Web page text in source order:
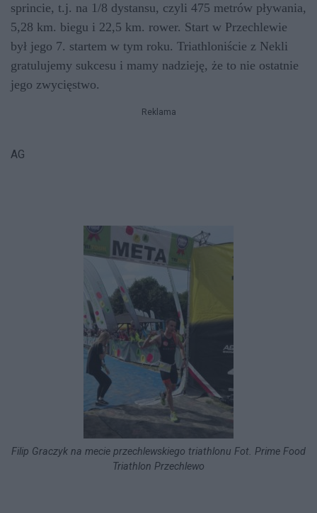
sprincie, t.j. na 1/8 dystansu, czyli 475 metrów pływania,
5,28 km. biegu i 22,5 km. rower. Start w Przechlewie
był jego 7. startem w tym roku. Triathloniście z Nekli
gratulujemy sukcesu i mamy nadzieję, że to nie ostatnie
jego zwycięstwo.
Reklama
AG
Filip Graczyk na mecie przechlewskiego triathlonu Fot. Prime Food
Triathlon Przechlewo